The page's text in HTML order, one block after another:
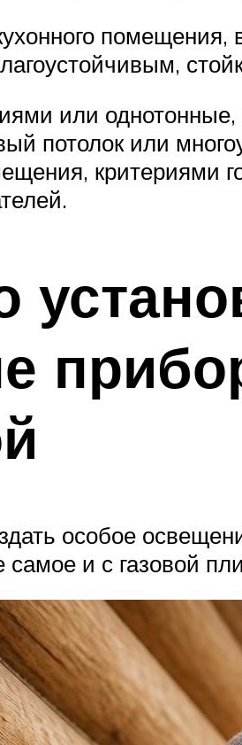
помещения,
или
потолок или
критериями
особое
самое и с газовой